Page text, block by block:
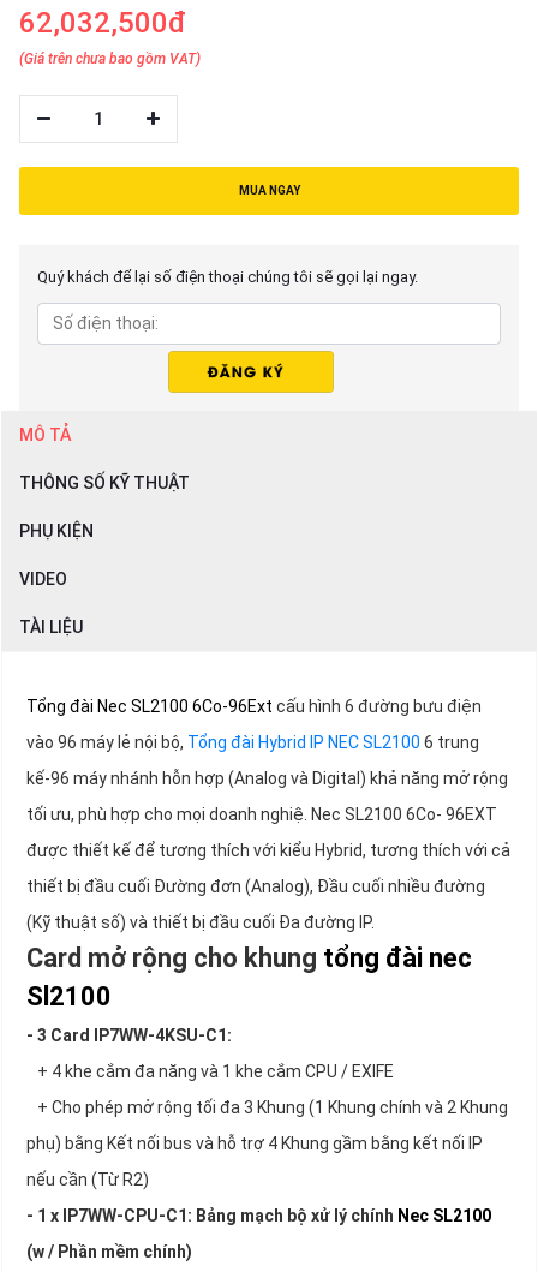
62,032,500đ
(Giá trên chưa bao gồm VAT)
1
MUA NGAY
Quý khách để lại số điện thoại chúng tôi sẽ gọi lại ngay.
MÔ TẢ
THÔNG SỐ KỸ THUẬT
PHỤ KIỆN
VIDEO
TÀI LIỆU
Tổng đài Nec SL2100 6Co-96Ext cấu hình 6 đường bưu điện
vào 96 máy lẻ nội bộ, Tổng đài Hybrid IP NEC SL2100 6 trung
kế-96 máy nhánh hỗn hợp (Analog và Digital) khả năng mở rộng
tối ưu, phù hợp cho mọi doanh nghiệ. Nec SL2100 6Co- 96EXT
được thiết kế để tương thích với kiểu Hybrid, tương thích với cả
thiết bị đầu cuối Đường đơn (Analog), Đầu cuối nhiều đường
(Kỹ thuật số) và thiết bị đầu cuối Đa đường IP.
Card mở rộng cho khung tổng đài nec
Sl2100
- 3 Card IP7WW-4KSU-C1:
+ 4 khe cắm đa năng và 1 khe cắm CPU / EXIFE
+ Cho phép mở rộng tối đa 3 Khung (1 Khung chính và 2 Khung
phụ) bằng Kết nối bus và hỗ trợ 4 Khung gầm bằng kết nối IP
nếu cần (Từ R2)
- 1 x IP7WW-CPU-C1: Bảng mạch bộ xử lý chính Nec SL2100
(w / Phần mềm chính)